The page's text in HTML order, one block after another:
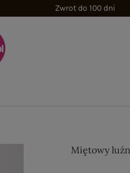
Zwrot do 100 dni
Miętowy